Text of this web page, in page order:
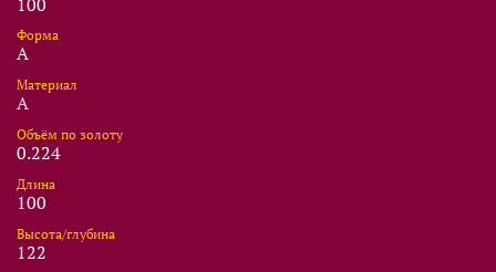
Форма
A
Материал
A
Объём по золоту
0.224
Длина
100
Высота/глубина
122